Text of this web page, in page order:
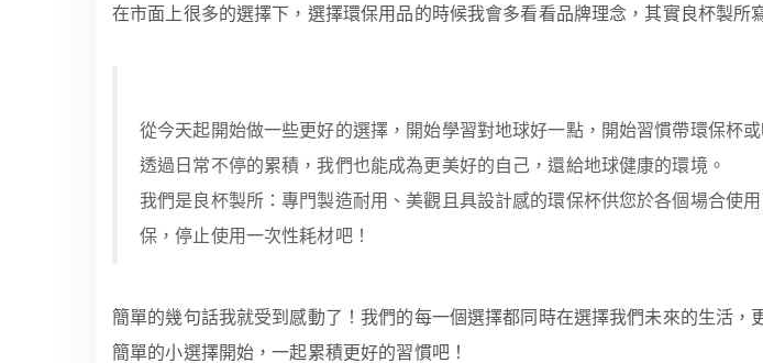
在市面上很多的選擇下，選擇環保用品的時候我會多看看品牌理念，其實良杯製所
從今天起開始做一些更好的選擇，開始學習對地球好一點，開始習慣帶環保杯
透過日常不停的累積，我們也能成為更美好的自己，還給地球健康的環境。
我們是良杯製所：專門製造耐用、美觀且具設計感的環保杯供您於各個場合使
保，停止使用一次性耗材吧！
簡單的幾句話我就受到感動了！我們的每一個選擇都同時在選擇我們未來的生活，
簡單的小選擇開始，一起累積更好的習慣吧！